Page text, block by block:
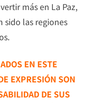
más en La Paz,
sido las regiones
EN ESTE
EXPRESIÓN SON
DE SUS